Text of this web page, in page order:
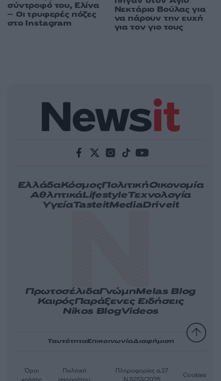
σύντροφό του, Ελίνα
– Οι τρυφερές πόζες
στο Instagram
Νεκτάριο Βούλας για
να πάρουν την ευχή
για τον γιο τους
ΕλλάδαΚόσμοςΠολιτικήΟικονομία
ΑθλητικάLifestyleΤεχνολογία
ΥγείαTasteitMediaDriveit
ΠρωτοσέλιδαΓνώμηMelas Blog
ΚαιρόςΠαράξενες Ειδήσεις
Nikos BlogVideos
ΤαυτότηταΕπικοινωνίαΔιαφήμιση
Όροι
χρήσης
Πολιτική
απορρήτου
Πληροφορίες α.27
Ν.5253/2025
Cookies